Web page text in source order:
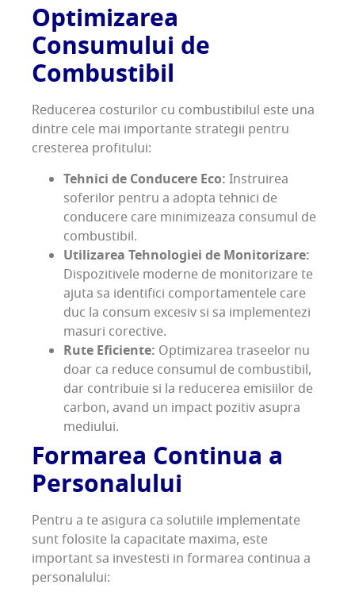
Optimizarea
Consumului de
Combustibil
Reducerea costurilor cu combustibilul este una
dintre cele mai importante strategii pentru
cresterea profitului:
Tehnici de Conducere Eco: Instruirea
soferilor pentru a adopta tehnici de
conducere care minimizeaza consumul de
combustibil.
Utilizarea Tehnologiei de Monitorizare:
Dispozitivele moderne de monitorizare te
ajuta sa identifici comportamentele care
duc la consum excesiv si sa implementezi
masuri corective.
Rute Eficiente: Optimizarea traseelor nu
doar ca reduce consumul de combustibil,
dar contribuie si la reducerea emisiilor de
carbon, avand un impact pozitiv asupra
mediului.
Formarea Continua a
Personalului
Pentru a te asigura ca solutiile implementate
sunt folosite la capacitate maxima, este
important sa investesti in formarea continua a
personalului: